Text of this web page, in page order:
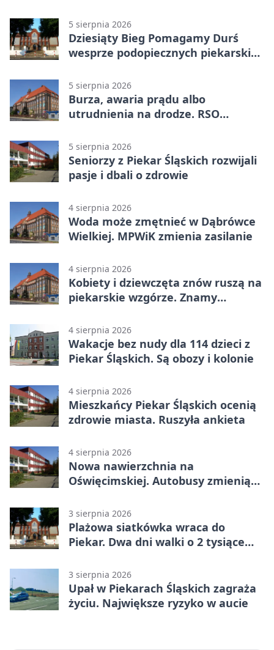
5 sierpnia 2026
Dziesiąty Bieg Pomagamy Durś
wesprze podopiecznych piekarskich
5 sierpnia 2026
Burza, awaria prądu albo
utrudnienia na drodze. RSO
5 sierpnia 2026
Seniorzy z Piekar Śląskich rozwijali
pasje i dbali o zdrowie
4 sierpnia 2026
Woda może zmętnieć w Dąbrówce
Wielkiej. MPWiK zmienia zasilanie
4 sierpnia 2026
Kobiety i dziewczęta znów ruszą na
piekarskie wzgórze. Znamy
4 sierpnia 2026
Wakacje bez nudy dla 114 dzieci z
Piekar Śląskich. Są obozy i kolonie
4 sierpnia 2026
Mieszkańcy Piekar Śląskich ocenią
zdrowie miasta. Ruszyła ankieta
4 sierpnia 2026
Nowa nawierzchnia na
Oświęcimskiej. Autobusy zmienią
3 sierpnia 2026
Plażowa siatkówka wraca do
Piekar. Dwa dni walki o 2 tysiące
3 sierpnia 2026
Upał w Piekarach Śląskich zagraża
życiu. Największe ryzyko w aucie